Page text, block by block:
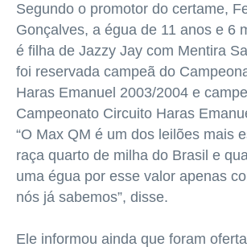
Segundo o promotor do certame,
Gonçalves, a égua de 11 anos e 6
é filha de Jazzy Jay com Mentira
foi reservada campeã do
Haras Emanuel 2003/2004 e
Campeonato Circuito Haras
“O Max QM é um dos leilões mais
raça quarto de milha do Brasil e
uma égua por esse valor apenas
nós já sabemos”, disse.
Ele informou ainda que foram